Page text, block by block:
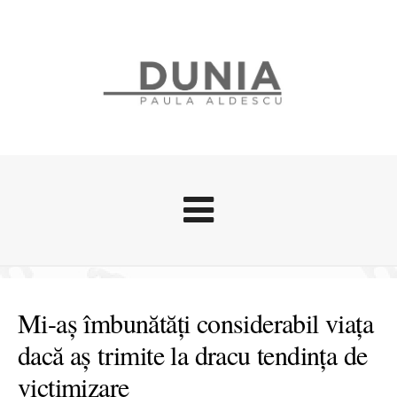
Stari afective
Zice Dunia
Călătorii
Mi-aș îmbunătăți considerabil viața
dacă aș trimite la dracu tendința de
victimizare